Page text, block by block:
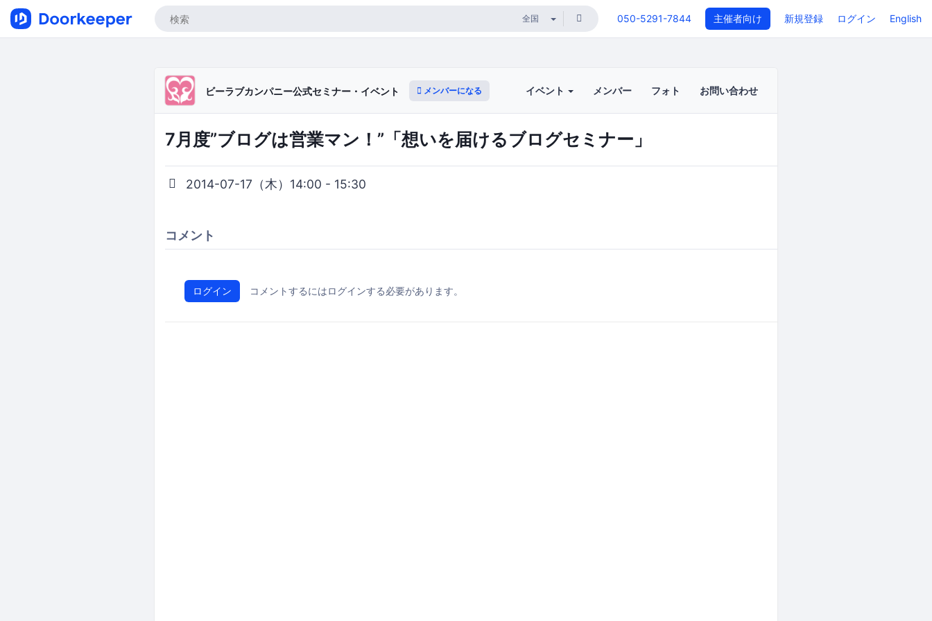
050-5291-7844 主催者向け 新規登録 ログイン English
ビーラブカンパニー公式セミナー・イベント メンバーになる イベント メンバー フォト お問い合わせ
7月度”ブログは営業マン！”「想いを届けるブログセミナー」
2014-07-17（木）14:00 - 15:30
コメント
ログイン コメントするにはログインする必要があります。